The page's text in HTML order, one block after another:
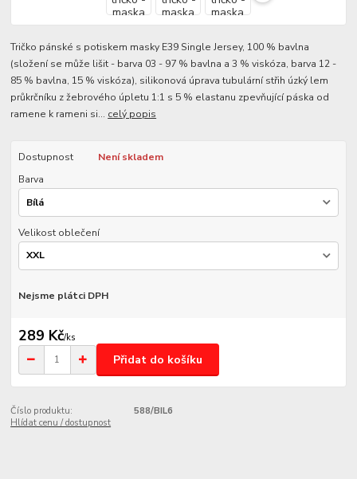
Tričko pánské s potiskem masky E39 Single Jersey, 100 % bavlna
(složení se může lišit - barva 03 - 97 % bavlna a 3 % viskóza, barva 12 -
85 % bavlna, 15 % viskóza), silikonová úprava tubulární střih úzký lem
průkrčníku z žebrového úpletu 1:1 s 5 % elastanu zpevňující páska od
ramene k rameni si... celý popis
Dostupnost
Není skladem
Barva
Velikost oblečení
Nejsme plátci DPH
289 Kč/ks
Přidat do košíku
Číslo produktu:
588/BIL6
Hlídat cenu / dostupnost